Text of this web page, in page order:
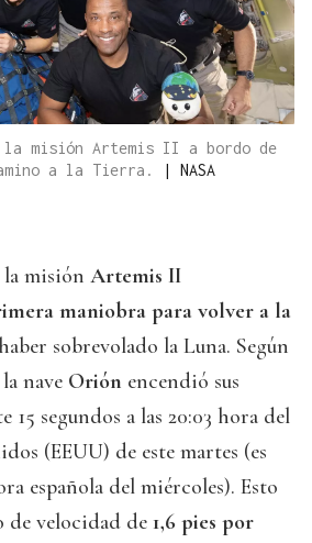
la misión Artemis II a bordo de
a la Tierra.
| NASA
la misión Artemis II
maniobra para volver a la
sobrevolado la Luna. Según
nave Orión encendió sus
15 segundos a las 20:03 hora del
(EEUU) de este martes (es
española del miércoles). Esto
velocidad de 1,6 pies por